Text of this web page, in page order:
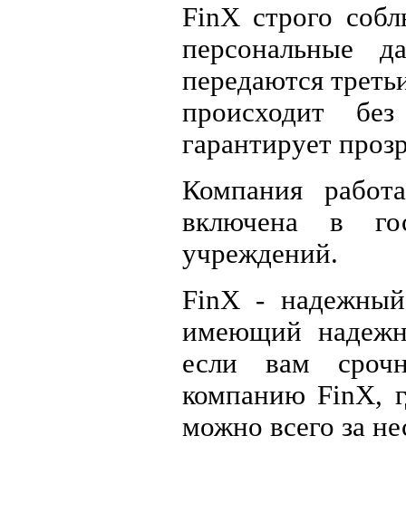
FinX строго
персональные
передаются
происходит
гарантирует
Компания
включена в
учреждений.
FinX -
имеющий
если вам
компанию FinX,
можно всего за